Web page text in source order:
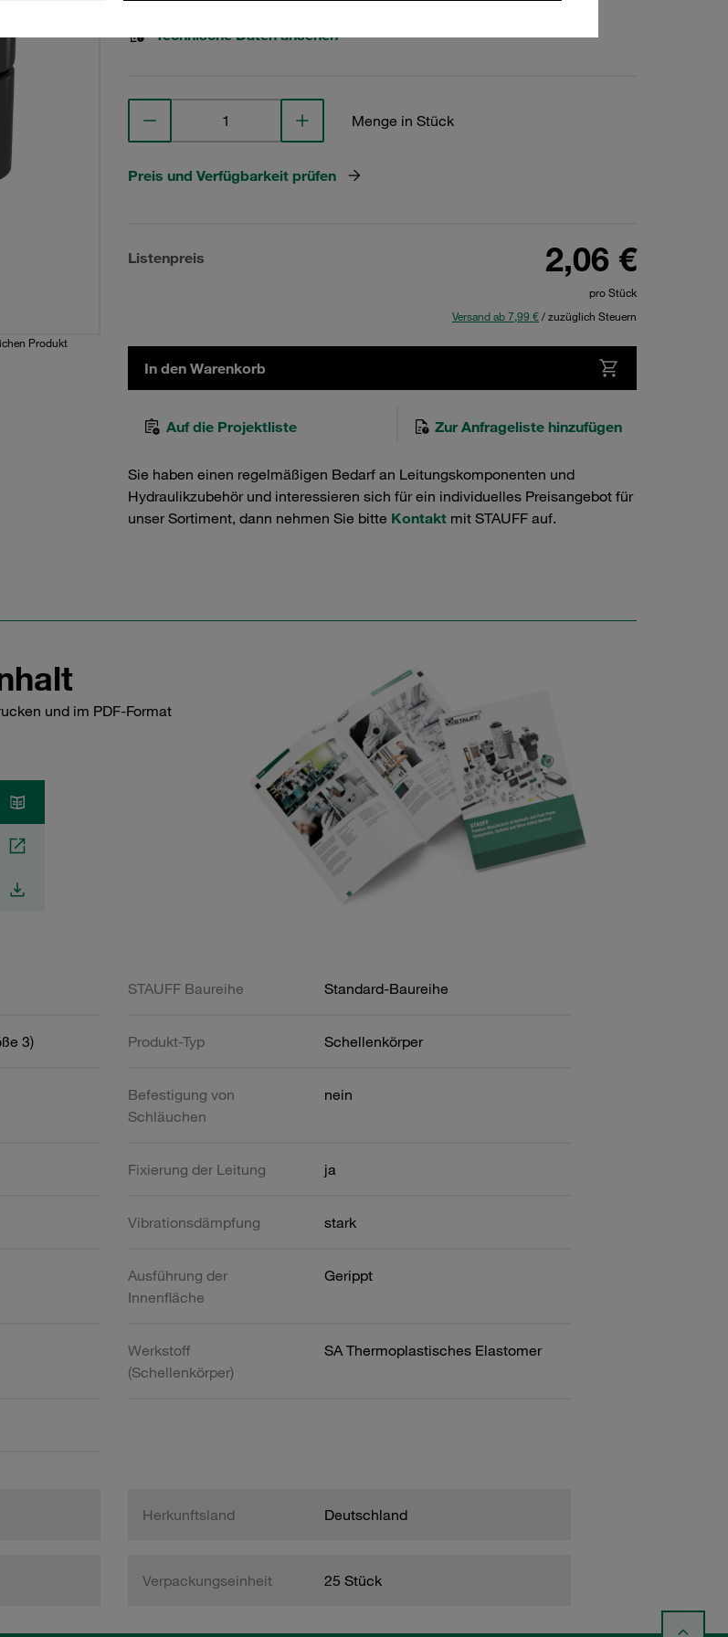
Produkt
Technische Daten ansehen
Menge in Stück
Preis und Verfügbarkeit prüfen
Listenpreis 2,06 €
pro Stück
Versand ab 7,99 €/ zuzüglich Steuern
In den Warenkorb
Auf die Projektliste Zur Anfrageliste hinzufügen
Sie haben einen regelmäßigen Bedarf an Leitungskomponenten und
Hydraulikzubehör und interessieren sich für ein individuelles Preisangebot für
unser Sortiment, dann nehmen Sie bitte Kontakt mit STAUFF auf.
und im PDF-Format
STAUFF Baureihe Standard-Baureihe
3) Produkt-Typ Schellenkörper
Befestigung von
Schläuchen
nein
Fixierung der Leitung ja
Vibrationsdämpfung stark
Ausführung der
Innenfläche
Gerippt
Werkstoff
(Schellenkörper)
SA Thermoplastisches Elastomer
Herkunftsland Deutschland
Verpackungseinheit 25 Stück